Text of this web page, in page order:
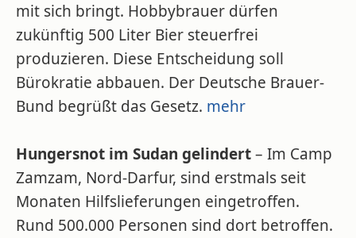
mit sich bringt. Hobbybrauer dürfen
zukünftig 500 Liter Bier steuerfrei
produzieren. Diese Entscheidung soll
Bürokratie abbauen. Der Deutsche Brauer-
Bund begrüßt das Gesetz. mehr
Hungersnot im Sudan gelindert– Im Camp
Zamzam, Nord-Darfur, sind erstmals seit
Monaten Hilfslieferungen eingetroffen.
Rund 500.000 Personen sind dort betroffen.